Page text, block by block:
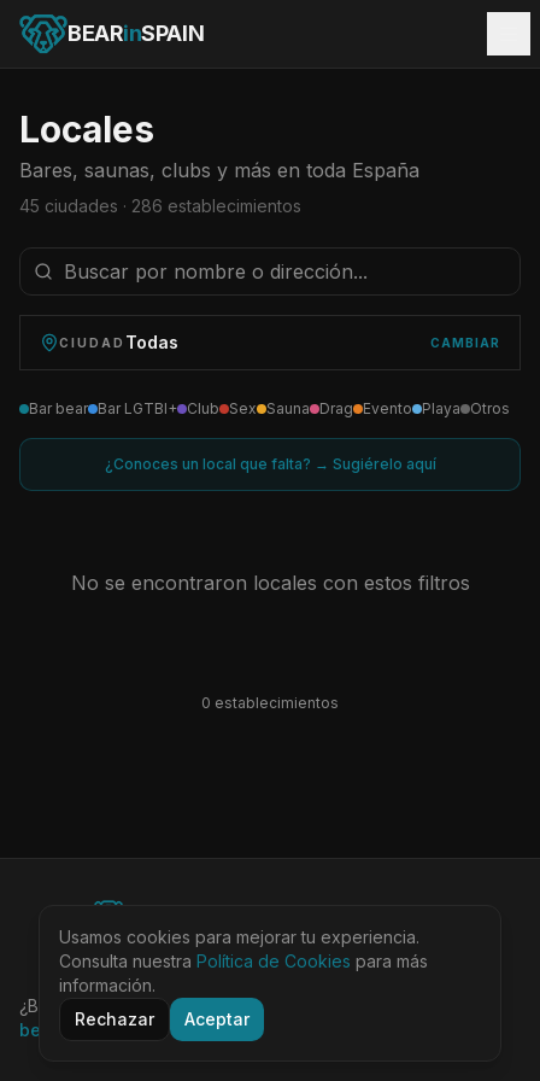
BEARinSPAIN
Locales
Bares, saunas, clubs y más en toda España
45 ciudades · 286 establecimientos
CIUDAD Todas CAMBIAR
Bar bear Bar LGTBI+ Club Sex Sauna Drag Evento Playa Otros
¿Conoces un local que falta? → Sugiérelo aquí
No se encontraron locales con estos filtros
0 establecimientos
©
Ciudades LocalesAgenda TiendaMás
Aviso LegalPrivacidad CookiesTérminos
¿Buscas la guía completa de Barcelona?
bearinbcn.com
Usamos cookies para mejorar tu experiencia.
Consulta nuestra Política de Cookies para más
información.
Rechazar
Aceptar